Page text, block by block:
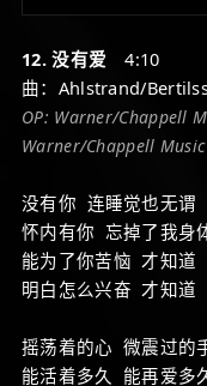
Player
12. 没有爱 4:10
曲：Ahlstrand/
OP: Warner/Chappell
Warner/Chappell
没有你 连睡觉也无谓
怀内有你 忘掉了我身
能为了你苦恼 才知道
明白怎么兴奋 才知道
摇荡着的心 微震过的
能活着多久 能再爱多